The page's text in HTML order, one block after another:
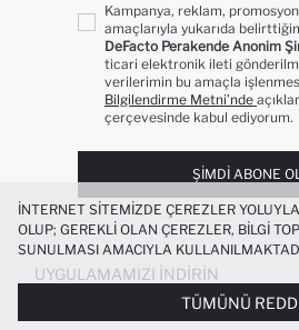
Kampanya, reklam,
amaçlarıyla yukarıda
DeFacto Perakende Anonim
ticari elektronik ileti
verilerimin bu amaçla
Bilgilendirme Metni’nde
çerçevesinde kabul ediyorum.
ŞIMDI ABONE
UYGULAMAMIZI İNDIRIN
İNTERNET SITEMIZDE ÇEREZLER
OLUP; GEREKLI OLAN ÇEREZLER, BILGI
SUNULMASI AMACIYLA
ÜÇÜNCÜ TARAF ÇEREZLER ISE SIZE DAHA
DENEYIMI SUNULABILMESI, SITEMIZIN
KIŞISELLEŞTIRMESI VE AÇIK RIZA
TÜMÜNÜ